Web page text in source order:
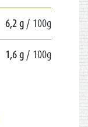
6,2 g / 100g
1,6 g / 100g